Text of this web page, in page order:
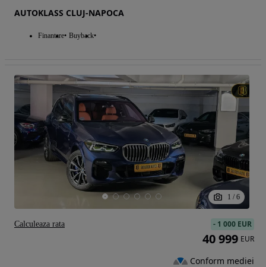
AUTOKLASS CLUJ-NAPOCA
Finantare Buyback
1 / 6
- 1 000 EUR
40 999 EUR
Conform mediei
Calculeaza rata